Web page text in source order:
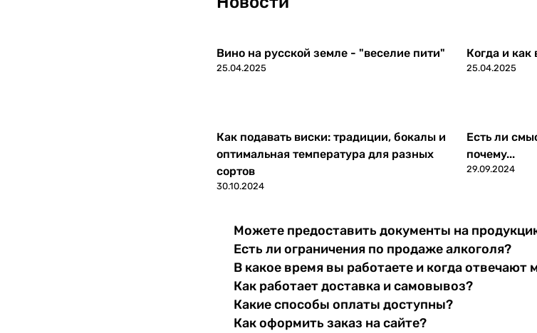
Вино на русской земле - "веселие пити"
25.04.2025
Когда и как
25.04.2025
Как подавать виски: традиции, бокалы и
оптимальная температура для разных
сортов
30.10.2024
Есть ли
почему...
29.09.2024
Можете предоставить документы на
Есть ли ограничения по продаже алкоголя?
В какое время вы работаете и когда отвечают
Как работает доставка и самовывоз?
Какие способы оплаты доступны?
Как оформить заказ на сайте?